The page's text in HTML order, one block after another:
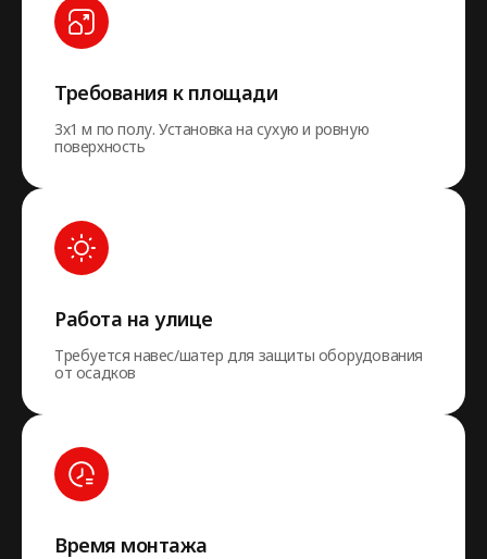
Требования к площади
3х1 м по полу. Установка на сухую и ровную
поверхность
Работа на улице
Требуется навес/шатер для защиты оборудования
от осадков
Время монтажа